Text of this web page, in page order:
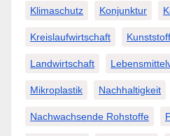
Klimaschutz Konjunktur
Kreislaufwirtschaft
Landwirtschaft
Mikroplastik Nachhaltigkeit
Nachwachsende Rohstoffe